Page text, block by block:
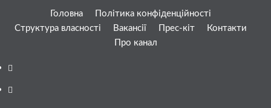
Головна
Політика конфіденційності
Структура власності
Вакансії Прес-кіт
Контакти
Про канал
Facebook
YouTube